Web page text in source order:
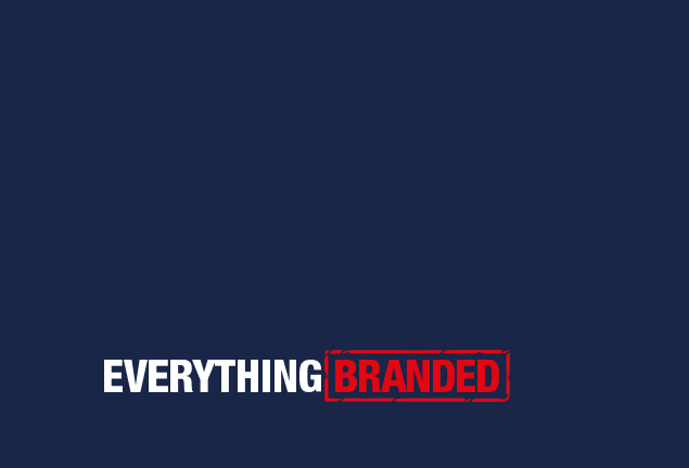
Everything Branded